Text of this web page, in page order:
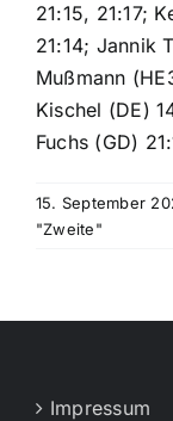
21:15, 21:17;
21:14; Jannik
Mußmann
Kischel (DE)
Fuchs (GD)
15. September
"Zweite"
Impressum